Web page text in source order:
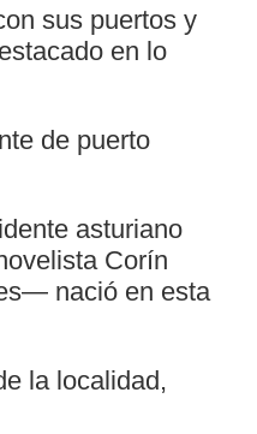
sus puertos y
en lo
de puerto
asturiano
Corín
nació en esta
la localidad,